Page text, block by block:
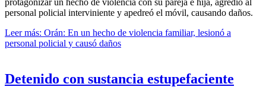
personal policial interviniente y apedreó el móvil, causando daños.
Leer más: Orán: En un hecho de violencia familiar, lesionó a
personal policial y causó daños
Detenido con sustancia estupefaciente